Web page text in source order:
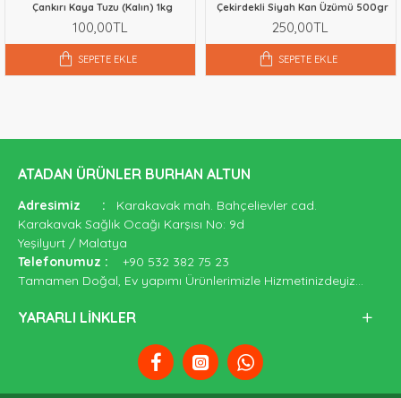
Çankırı Kaya Tuzu (Kalın) 1kg
100,00TL
SEPETE EKLE
Çekirdekli Siyah Kan Üzümü 500gr
250,00TL
SEPETE EKLE
ATADAN ÜRÜNLER BURHAN ALTUN
Adresimiz :
Karakavak mah. Bahçelievler cad.
Karakavak Sağlık Ocağı Karşısı No: 9d
Yeşilyurt / Malatya
Telefonumuz : +90 532 382 75 23
Tamamen Doğal, Ev yapımı Ürünlerimizle Hizmetinizdeyiz...
YARARLI LINKLER